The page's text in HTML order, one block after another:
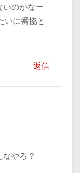
いのかなー
いに番協と
返信
なやろ？